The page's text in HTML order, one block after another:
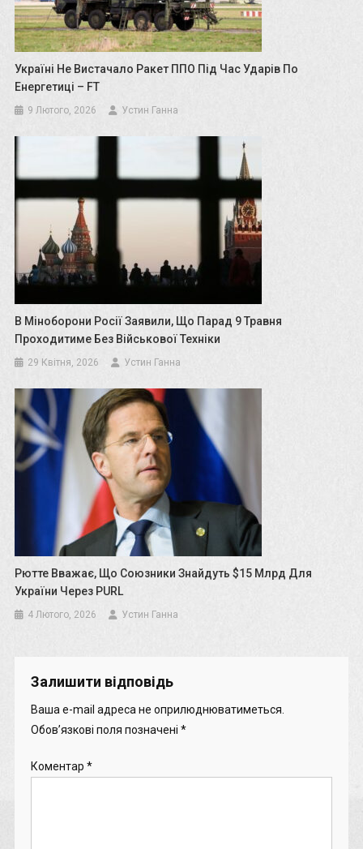
Україні Не Вистачало Ракет ППО Під Час Ударів По
Енергетиці – FT
9 Лютого, 2026 Устин Ганна
В Міноборони Росії Заявили, Що Парад 9 Травня
Проходитиме Без Військової Техніки
29 Квітня, 2026 Устин Ганна
Рютте Вважає, Що Союзники Знайдуть $15 Млрд Для
України Через PURL
4 Лютого, 2026 Устин Ганна
Залишити відповідь
Ваша e-mail адреса не оприлюднюватиметься.
Обов’язкові поля позначені *
Коментар *